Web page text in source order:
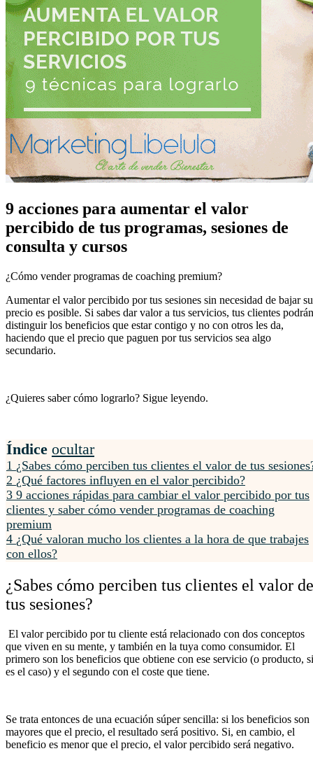
9 acciones para aumentar el valor
percibido de tus programas, sesiones de
consulta y cursos
¿Cómo vender programas de coaching premium?
Aumentar el valor percibido por tus sesiones sin necesidad de bajar su
precio es posible. Si sabes dar valor a tus servicios, tus clientes podrán
distinguir los beneficios que estar contigo y no con otros les da,
haciendo que el precio que paguen por tus servicios sea algo
secundario.
¿Quieres saber cómo lograrlo? Sigue leyendo.
Índice ocultar
1 ¿Sabes cómo perciben tus clientes el valor de tus
2 ¿Qué factores influyen en el valor percibido?
3 9 acciones rápidas para cambiar el valor percibido por tus
clientes y saber cómo vender programas de coaching
premium
4 ¿Qué valoran mucho los clientes a la hora de que trabajes
con ellos?
¿Sabes cómo perciben tus clientes el valor de
tus sesiones?
El valor percibido por tu cliente está relacionado con dos conceptos
que viven en su mente, y también en la tuya como consumidor. El
primero son los beneficios que obtiene con ese servicio (o producto, si
es el caso) y el segundo con el coste que tiene.
Se trata entonces de una ecuación súper sencilla: si los beneficios son
mayores que el precio, el resultado será positivo. Si, en cambio, el
beneficio es menor que el precio, el valor percibido será negativo.